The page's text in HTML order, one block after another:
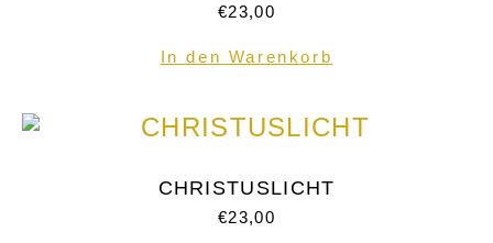
€23,00
In den Warenkorb
CHRISTUSLICHT
€23,00